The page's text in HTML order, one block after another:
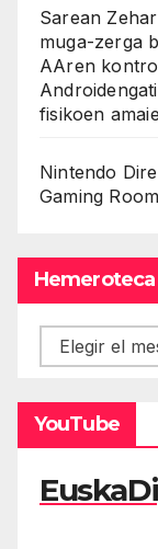
Sarean
muga-zerga
AAren
fisikoen
Nintendo
Gaming
Hemeroteca
Hemeroteca
YouTube